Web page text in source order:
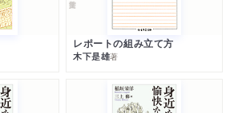
レポートの組み立て方
木下是雄著